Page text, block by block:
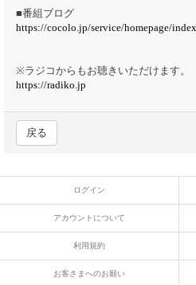
■番組ブログ
https://cocolo.jp/service/homepage/
※ラジコからもお聴きいただけます。
https://radiko.jp
戻る
ログイン
アカウントについて
利用規約
お客さまへのお願い